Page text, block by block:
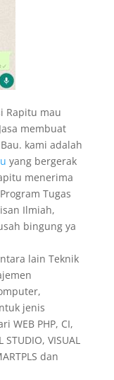
Rapitu mau
membuat
kami adalah
yang bergerak
menerima
Tugas
Ilmiah,
bingung ya
lain Teknik
jenis
WEB PHP, CI,
STUDIO, VISUAL
dan